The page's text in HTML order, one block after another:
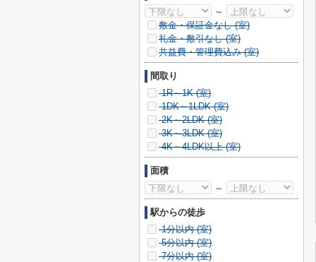
～
敷金・保証金なし (室)
礼金・敷引なし (室)
共益費・管理費込み (室)
間取り
1R～1K (室)
1DK～1LDK (室)
2K～2LDK (室)
3K～3LDK (室)
4K～4LDK以上 (室)
面積
～
駅からの徒歩
1分以内 (室)
5分以内 (室)
7分以内 (室)